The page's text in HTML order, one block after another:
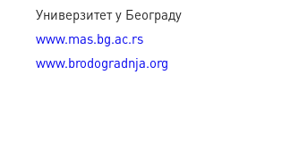
Универзитет у Београду
www.mas.bg.ac.rs
www.brodogradnja.org